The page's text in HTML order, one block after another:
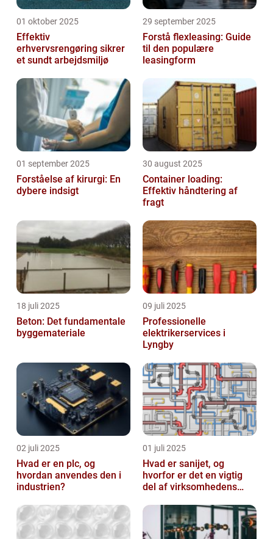
01 oktober 2025
Effektiv
erhvervsrengøring sikrer
et sundt arbejdsmiljø
29 september 2025
Forstå flexleasing: Guide
til den populære
leasingform
01 september 2025
Forståelse af kirurgi: En
dybere indsigt
30 august 2025
Container loading:
Effektiv håndtering af
fragt
18 juli 2025
Beton: Det fundamentale
byggemateriale
09 juli 2025
Professionelle
elektrikerservices i
Lyngby
02 juli 2025
Hvad er en plc, og
hvordan anvendes den i
industrien?
01 juli 2025
Hvad er sanijet, og
hvorfor er det en vigtig
del af virksomhedens